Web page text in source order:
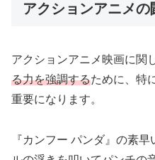
アクションアニメ
アクションアニメ映画に関
る力を強調するために、特
重要になります。
『カンフー パンダ』の素